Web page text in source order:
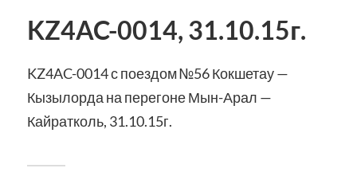
KZ4AC-0014, 31.10.15г.
KZ4AC-0014 с поездом №56 Кокшетау —
Кызылорда на перегоне Мын-Арал —
Кайратколь, 31.10.15г.